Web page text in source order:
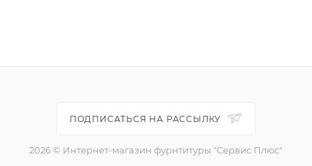
ПОДПИСАТЬСЯ НА РАССЫЛКУ
2026 © Интернет-магазин фурнтитуры "Сервис Плюс"